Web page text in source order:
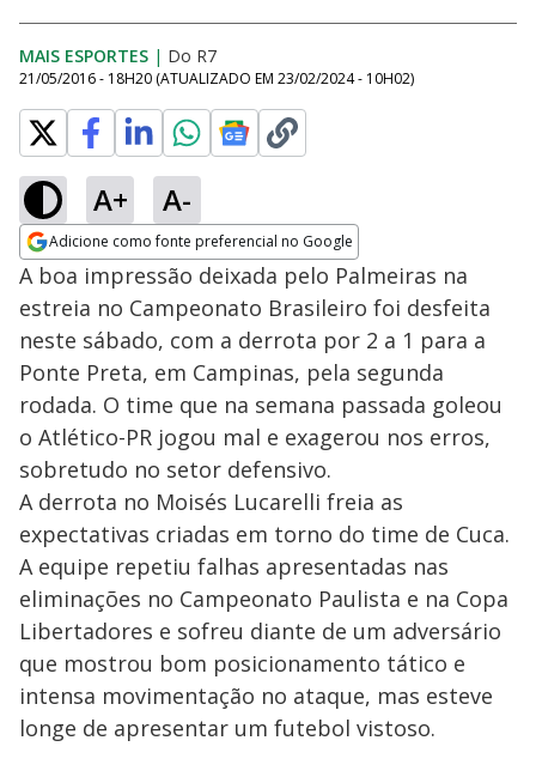
MAIS ESPORTES | Do R7
21/05/2016 - 18H20 (ATUALIZADO EM 23/02/2024 - 10H02)
A+ A-
Adicione como fonte preferencial no Google
Opens in new window
A boa impressão deixada pelo Palmeiras na
estreia no Campeonato Brasileiro foi desfeita
neste sábado, com a derrota por 2 a 1 para a
Ponte Preta, em Campinas, pela segunda
rodada. O time que na semana passada goleou
o Atlético-PR jogou mal e exagerou nos erros,
sobretudo no setor defensivo.
A derrota no Moisés Lucarelli freia as
expectativas criadas em torno do time de Cuca.
A equipe repetiu falhas apresentadas nas
eliminações no Campeonato Paulista e na Copa
Libertadores e sofreu diante de um adversário
que mostrou bom posicionamento tático e
intensa movimentação no ataque, mas esteve
longe de apresentar um futebol vistoso.